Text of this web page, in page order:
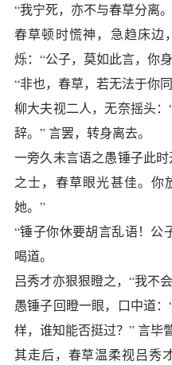
“我宁死，亦不与春草分离
春草顿时慌神，急趋床边
烁：“公子，莫如此言，你
“非也，春草，若无法于你
柳大夫视二人，无奈摇头
辞。” 言罢，转身离去。
一旁久未言语之愚锤子此
之士，春草眼光甚佳。你
她。”
“锤子你休要胡言乱语！公
喝道。
吕秀才亦狠狠瞪之，“我不
愚锤子回瞪一眼，口中道
样，谁知能否挺过？” 言毕
其走后，春草温柔视吕秀